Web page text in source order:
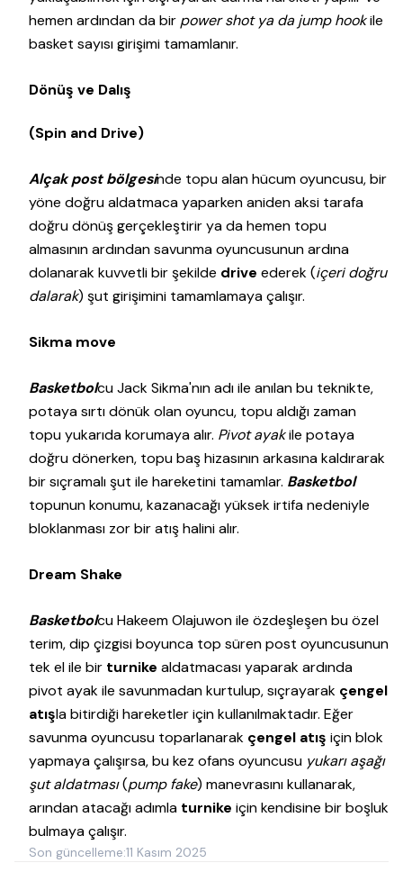
hemen ardından da bir power shot ya da jump hookile
basket sayısı girişimi tamamlanır.
Dönüş ve Dalış
(Spin and Drive)
Alçak post bölgesinde topu alan hücum oyuncusu, bir
yöne doğru aldatmaca yaparken aniden aksi tarafa
doğru dönüş gerçekleştirir ya da hemen topu
almasının ardından savunma oyuncusunun ardına
dolanarak kuvvetli bir şekilde drive ederek (içeri doğru
dalarak) şut girişimini tamamlamaya çalışır.
Sikma move
Basketbolcu Jack Sikma'nın adı ile anılan bu teknikte,
potaya sırtı dönük olan oyuncu, topu aldığı zaman
topu yukarıda korumaya alır. Pivot ayakile potaya
doğru dönerken, topu baş hizasının arkasına kaldırarak
bir sıçramalı şut ile hareketini tamamlar. Basketbol
topunun konumu, kazanacağı yüksek irtifa nedeniyle
bloklanması zor bir atış halini alır.
Dream Shake
Basketbolcu Hakeem Olajuwon ile özdeşleşen bu özel
terim, dip çizgisi boyunca top süren post oyuncusunun
tek el ile bir turnike aldatmacası yaparak ardında
pivot ayak ile savunmadan kurtulup, sıçrayarak çengel
atışla bitirdiği hareketler için kullanılmaktadır. Eğer
savunma oyuncusu toparlanarak çengel atış için blok
yapmaya çalışırsa, bu kez ofans oyuncusu yukarı aşağı
şut aldatması(pump fake) manevrasını kullanarak,
arından atacağı adımla turnike için kendisine bir boşluk
bulmaya çalışır.
Son güncelleme:11 Kasım 2025